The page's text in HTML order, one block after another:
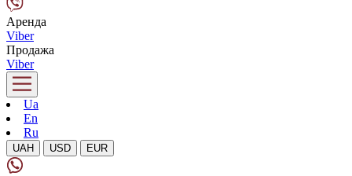
Аренда
Viber
Продажа
Viber
Ua
En
Ru
UAH USD EUR